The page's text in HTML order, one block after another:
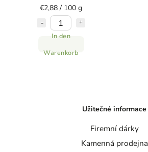
€2,88 / 100 g
In den
Warenkorb
Užitečné informace
Firemní dárky
Kamenná prodejna